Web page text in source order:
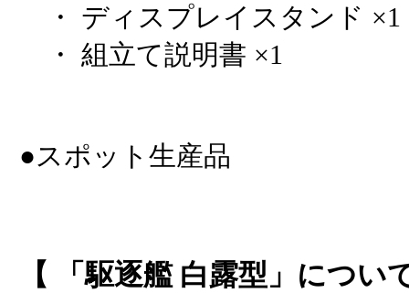
・ ディスプレイスタンド ×1
・ 組立て説明書 ×1
●スポット生産品
【 「駆逐艦 白露型」につい